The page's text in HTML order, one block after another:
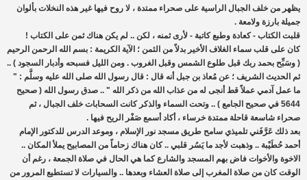
يظهر من خلف الجبال الراسية على صحراء ممتدة ، لا روح فيها غير هذه النخلات بألوان
جميلة بارزة ولامعة .
قلبت الكتاب - كعادة وطبع كاتبة - لأرى ثمنه ، لكن .. لم يكن هناك ثمن على الكتاب !
كان على قلب سماء الغلاف الأخير بدلاً من الثمن ؛ الآية الكريمة : بسم الله الرحمن الرحيم
( وسَبِّح بحمد ربك قبل طلوع الشمس وقبل الغروب . ومن الليل فسبحه وأدبار السجود ) ..
ثم الحديث الشريف ؛ عن مُعاذ بن جبل أنه قال : قال رسول الله صلى الله عليه وسلَّم : "
ما عمل آدمي عملاً قط أنجى له من عذاب الله من ذكر الله " .. صدق رسول الله ( صحيح
5644 في صحيح الجامع ) .. وتحت السماء والذكر كانت السحابات خلف الجبال ، ثم
صحراء شاسعة قاحلة ممتدة خرساء ، أكاد أسمع صَفْر الريح فيها .
بعد ذلك عَرَّفَني تلميذي سامح طريق مسجد نور الإسلام ، وموعد الدرس للدكتور الإمام
أحمد حُطَيْبة .. وذهبت لأجد ما يَسُر قلبي .. كان هناك زحاماً من المصابيح يملأ المكان ..
الاخوة والأخوات فاض بهم المسجد والشارع كما هي الحال في صلاة الجمعة ، رغم أن
الوقت كان من صلاة المغرب إلى صلاة العشاء وبعدها .. والسيارات لا تستطيع المرور من